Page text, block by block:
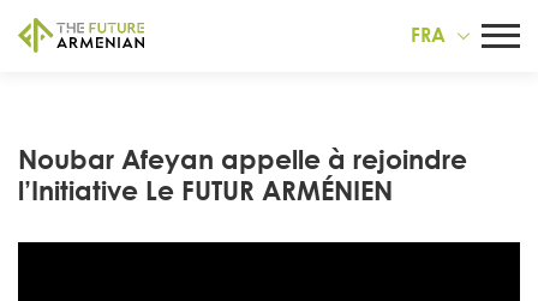
FRA
Noubar Afeyan appelle à rejoindre
l’Initiative Le FUTUR ARMÉNIEN